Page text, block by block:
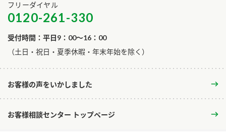
フリーダイヤル
0120-261-330
受付時間：平日9：00～16：00
​（土日・祝日・夏季休暇・年末年始を除く）
お客様の声をいかしました
お客様相談センター トップページ